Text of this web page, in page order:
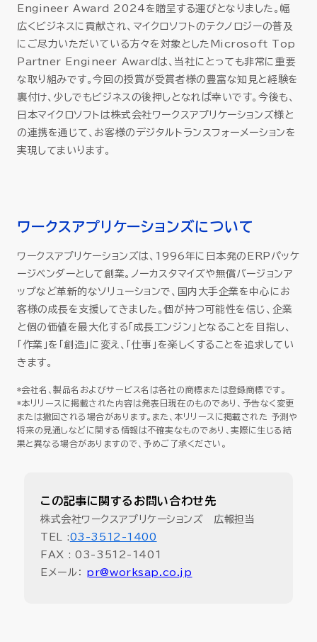
Engineer Award 2024を贈呈する運びとなりました。幅
広くビジネスに貢献され、マイクロソフトのテクノロジーの普及
にご尽力いただいている方々を対象としたMicrosoft Top
Partner Engineer Awardは、当社にとっても非常に重要
な取り組みです。今回の授賞が受賞者様の豊富な知見と経験を
裏付け、少しでもビジネスの後押しとなれば幸いです。今後も、
日本マイクロソフトは株式会社ワークスアプリケーションズ様と
の連携を通じて、お客様のデジタルトランスフォーメーションを
実現してまいります。
ワークスアプリケーションズについて
ワークスアプリケーションズは、1996年に日本発のERPパッケ
ージベンダーとして創業。ノーカスタマイズや無償バージョンア
ップなど革新的なソリューションで、国内大手企業を中心にお
客様の成長を支援してきました。個が持つ可能性を信じ、企業
と個の価値を最大化する「成長エンジン」となることを目指し、
「作業」を「創造」に変え、「仕事」を楽しくすることを追求してい
きます。
*会社名、製品名およびサービス名は各社の商標または登録商標です。
*本リリースに掲載された内容は発表日現在のものであり、予告なく変更
または撤回される場合があります。また、本リリースに掲載された 予測や
将来の見通しなどに関する情報は不確実なものであり、実際に生じる結
果と異なる場合がありますので、予めご了承ください。
この記事に関するお問い合わせ先
株式会社ワークスアプリケーションズ 広報担当
TEL :03-3512-1400
FAX : 03-3512-1401
Eメール： pr@worksap.co.jp